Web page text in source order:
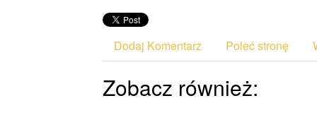
Dodaj Komentarz Poleć stronę
Zobacz również: